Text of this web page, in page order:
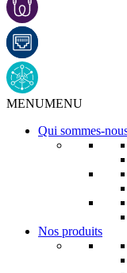
MENUMENU
Qui sommes-
Nos produits